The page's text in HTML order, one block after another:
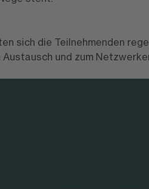
sich die Teilnehmenden
und zum